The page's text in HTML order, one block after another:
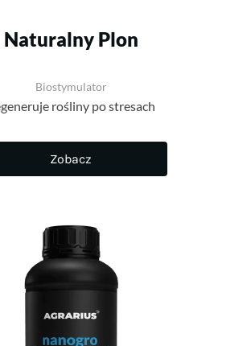
Naturalny Plon
Biostymulator
rośliny po stresach
Zobacz